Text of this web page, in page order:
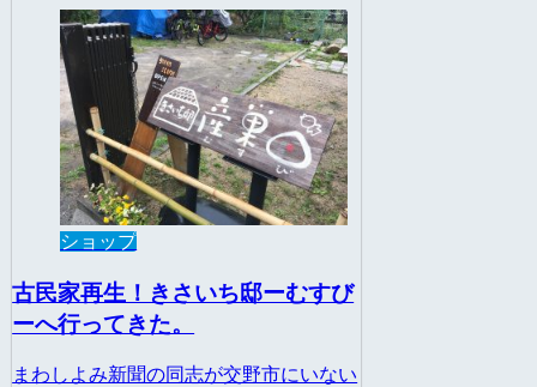
ショップ
古民家再生！きさいち邸ーむすび
ーへ行ってきた。
まわしよみ新聞の同志が交野市にいない